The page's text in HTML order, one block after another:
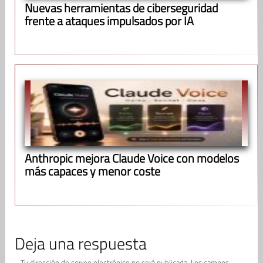
Nuevas herramientas de ciberseguridad
frente a ataques impulsados por IA
Anthropic mejora Claude Voice con modelos
más capaces y menor coste
Deja una respuesta